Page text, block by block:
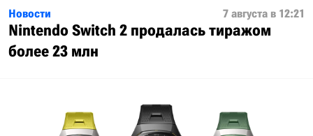
Новости 7 августа в 12:21
Nintendo Switch 2 продалась тиражом
более 23 млн